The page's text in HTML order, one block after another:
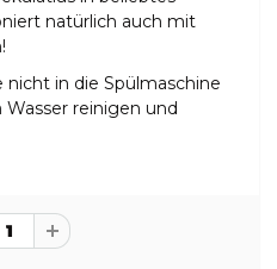
natürlich auch mit
in die Spülmaschine
reinigen und